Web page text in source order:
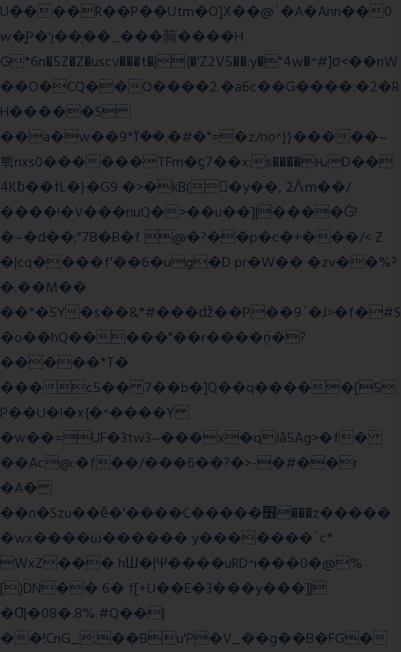
U����R��P��Utm�O]X��@`�A�Ann��0
w�͍P�'j��֛��_���䕟����H
G*6n�5Z�Z�uscv���t�|{�'Z2V5��:y�"4w�^#]σ<��nW
��O�CQ��O����2.�a6c��G����:�2�R
H�����S
��a�w��9*܂��ߌ�#�"=�z/no^}}�����~
쀢nxs0������TFm�ϛ7��x:s����ԋD��
4Kƀ��fL�}�G9 �>�kB(�ِy��, 2ᐿm��/
����!�V���nuQ�>��u��]|����Ġ!
�~�d��;"7B�B�f @�?��p�c�+���/< Z
�|cq����f'��6�ug�D pr�W�� �zv��%?
�.��M��
��*�5Y�s��&*#���ǆ��P��9`�J>�f�#S
�o��hQ�����"��r����ņ�?
�����*T�
���c5�� 7��b�]Q��q�����[5
P��U�l�x{�^����Y
�w��=UF�3tw3~���x�qIå5Ag>�f�
��Ac@:�f��/���6��?�>-�#��r
�A�
��n�Szu��ӗ�'����C�����׻���z�����
�wx����ω������ y�������`c*
WxZ��� hШ�|Ψ����uRD^i���0�@%
[)DN�� 6� f[+U��E�3���y���]|
�Ƣ�08�.8% #Q��|
��!CnG_.��Bu'P�V_��g��B�FG�